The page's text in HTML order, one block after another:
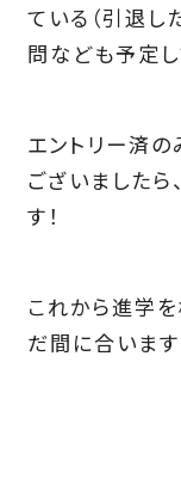
ている（引退し
問なども予定し
エントリー済
ございましたら
す！
これから進学
だ間に合いま